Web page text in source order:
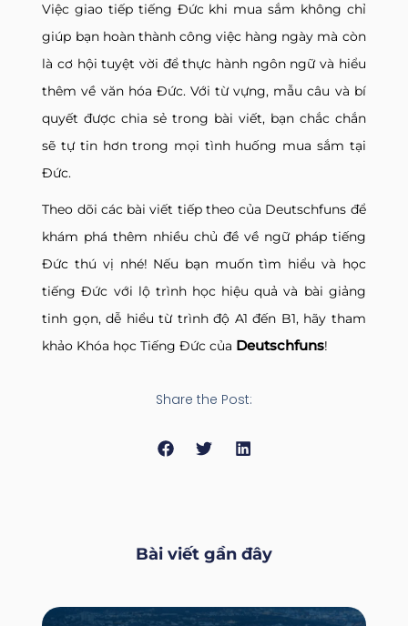
Việc giao tiếp tiếng Đức khi mua sắm không chỉ
giúp bạn hoàn thành công việc hàng ngày mà còn
là cơ hội tuyệt vời để thực hành ngôn ngữ và hiểu
thêm về văn hóa Đức. Với từ vựng, mẫu câu và bí
quyết được chia sẻ trong bài viết, bạn chắc chắn
sẽ tự tin hơn trong mọi tình huống mua sắm tại
Đức.
Theo dõi các bài viết tiếp theo của Deutschfuns để
khám phá thêm nhiều chủ đề về ngữ pháp tiếng
Đức thú vị nhé! Nếu bạn muốn tìm hiểu và học
tiếng Đức với lộ trình học hiệu quả và bài giảng
tinh gọn, dễ hiểu từ trình độ A1 đến B1, hãy tham
khảo Khóa học Tiếng Đức của Deutschfuns!
Share the Post:
Bài viết gần đây